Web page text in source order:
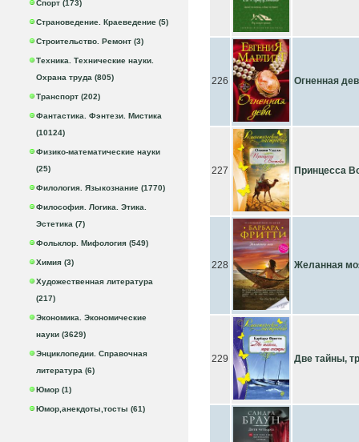
Спорт (173)
Страноведение. Краеведение (5)
Строительство. Ремонт (3)
Техника. Технические науки.
Охрана труда (805)
Транспорт (202)
Фантастика. Фэнтези. Мистика
(10124)
Физико-математические науки
(25)
Филология. Языкознание (1770)
Философия. Логика. Этика.
Эстетика (7)
Фольклор. Мифология (549)
Химия (3)
Художественная литература
(217)
Экономика. Экономические
науки (3629)
Энциклопедии. Справочная
литература (6)
Юмор (1)
Юмор,анекдоты,тосты (61)
226 Огненная
227 Принцесса
228 Желанная
229 Две тайны,